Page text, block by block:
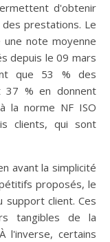
d'obtenir
prestations. Le
note moyenne
depuis le 09 mars
que 53 % des
37 % en donnent
la norme NF ISO
clients, qui sont
avant la simplicité
proposés, le
support client. Ces
tangibles de la
l'inverse, certains